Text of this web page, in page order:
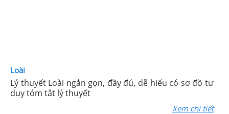
Loài
Lý thuyết Loài ngắn gọn, đầy đủ, dễ hiểu có sơ đồ tư
duy tóm tắt lý thuyết
Xem chi tiết